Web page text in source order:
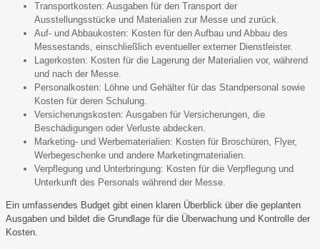
Transportkosten: Ausgaben für den Transport der
Ausstellungsstücke und Materialien zur Messe und zurück.
Auf- und Abbaukosten: Kosten für den Aufbau und Abbau des
Messestands, einschließlich eventueller externer Dienstleister.
Lagerkosten: Kosten für die Lagerung der Materialien vor, während
und nach der Messe.
Personalkosten: Löhne und Gehälter für das Standpersonal sowie
Kosten für deren Schulung.
Versicherungskosten: Ausgaben für Versicherungen, die
Beschädigungen oder Verluste abdecken.
Marketing- und Werbematerialien: Kosten für Broschüren, Flyer,
Werbegeschenke und andere Marketingmaterialien.
Verpflegung und Unterbringung: Kosten für die Verpflegung und
Unterkunft des Personals während der Messe.
Ein umfassendes Budget gibt einen klaren Überblick über die geplanten
Ausgaben und bildet die Grundlage für die Überwachung und Kontrolle der
Kosten.